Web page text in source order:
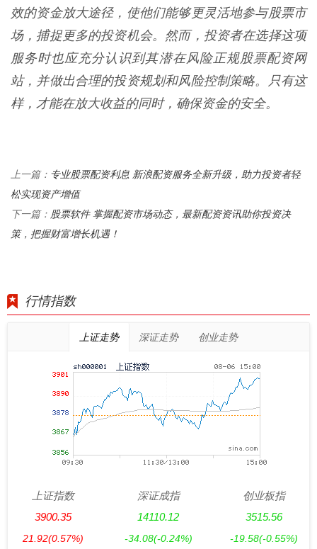
效的资金放大途径，使他们能够更灵活地参与股票市
场，捕捉更多的投资机会。然而，投资者在选择这项
服务时也应充分认识到其潜在风险正规股票配资网
站，并做出合理的投资规划和风险控制策略。只有这
样，才能在放大收益的同时，确保资金的安全。
上一篇： 专业股票配资利息 新浪配资服务全新升级，助力投资者轻
松实现资产增值
下一篇： 股票软件 掌握配资市场动态，最新配资资讯助你投资决
策，把握财富增长机遇！
行情指数
上证走势 深证走势 创业走势
上证指数
3900.35
21.92(0.57%)
深证成指
14110.12
-34.08(-0.24%)
创业板指
3515.56
-19.58(-0.55%)